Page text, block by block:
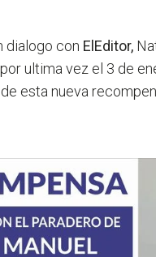
dialogo con ElEditor,
ultima vez el 3 de
esta nueva